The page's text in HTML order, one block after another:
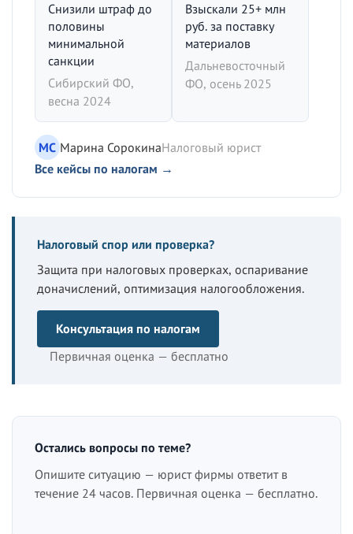
Снизили штраф до
половины
минимальной
санкции
Сибирский ФО,
весна 2024
Взыскали 25+ млн
руб. за поставку
материалов
Дальневосточный
ФО, осень 2025
МС Марина СорокинаНалоговый юрист
Все кейсы по налогам →
Налоговый спор или проверка?
Защита при налоговых проверках, оспаривание
доначислений, оптимизация налогообложения.
Консультация по налогам
Первичная оценка — бесплатно
Остались вопросы по теме?
Опишите ситуацию — юрист фирмы ответит в
течение 24 часов. Первичная оценка — бесплатно.